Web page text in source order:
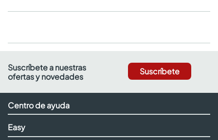
Suscríbete a nuestras
ofertas y novedades
Suscríbete
Centro de ayuda
Easy